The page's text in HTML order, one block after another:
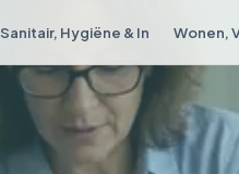
Sanitair, Hygiëne & In Wonen,